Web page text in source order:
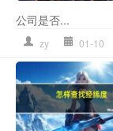
公司是否...
zy 01-10